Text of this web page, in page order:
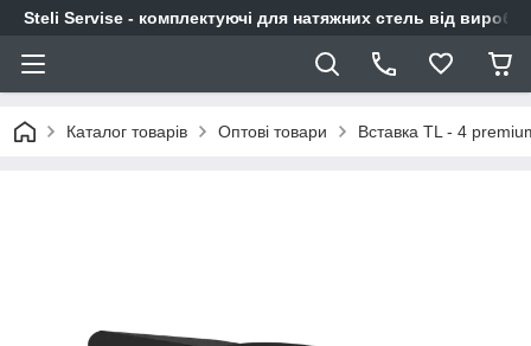
Steli Servise - комплектуючі для натяжних стель від
Каталог товарів Оптові товари Вставка TL - 4